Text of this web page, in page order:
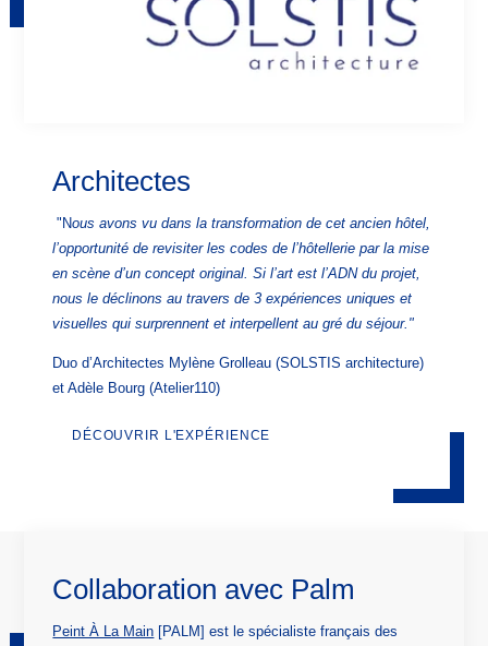
Architectes
"Nous avons vu dans la transformation de cet ancien hôtel,
l’opportunité de revisiter les codes de l’hôtellerie par la mise
en scène d’un concept original. Si l’art est l’ADN du projet,
nous le déclinons au travers de 3 expériences uniques et
visuelles qui surprennent et interpellent au gré du séjour."
Duo d’Architectes Mylène Grolleau (SOLSTIS architecture)
et Adèle Bourg (Atelier110)
DÉCOUVRIR L'EXPÉRIENCE
Collaboration avec Palm
Peint À La Main [PALM] est le spécialiste français des